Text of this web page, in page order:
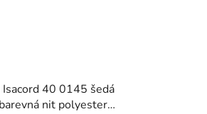
40 0145 šedá
nit polyester